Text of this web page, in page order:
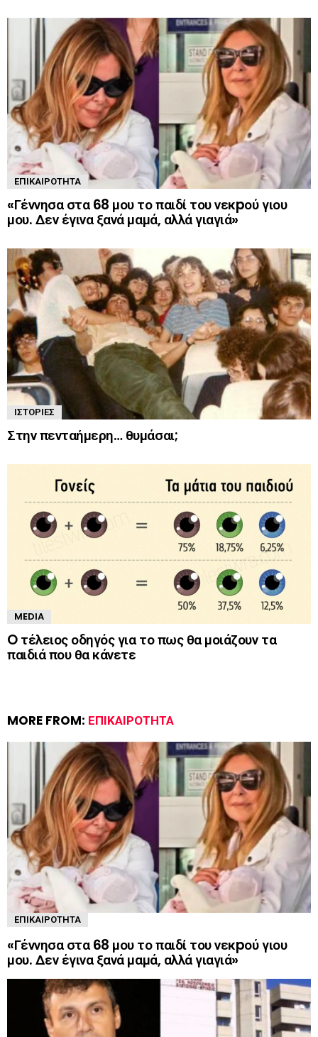
ΕΠΙΚΑΙΡΌΤΗΤΑ
«Γέννησα στα 68 μου το παιδί του νεκpού γιου
μου. Δεν έγινα ξανά μαμά, αλλά γιαγιά»
ΙΣΤΟΡΊΕΣ
Στην πενταήμερη… θυμάσαι;
MEDIA
O τέλειος οδηγός για το πως θα μοιάζουν τα
παιδιά που θα κάνετε
MORE FROM: ΕΠΙΚΑΙΡΌΤΗΤΑ
ΕΠΙΚΑΙΡΌΤΗΤΑ
«Γέννησα στα 68 μου το παιδί του νεκpού γιου
μου. Δεν έγινα ξανά μαμά, αλλά γιαγιά»